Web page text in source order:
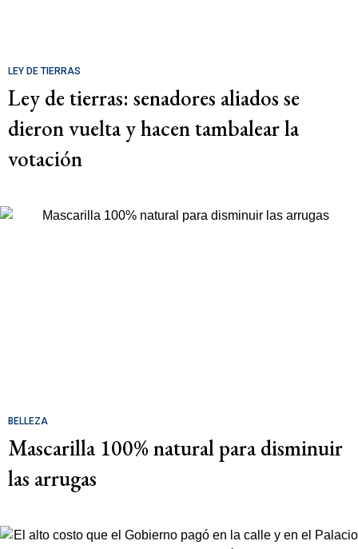
LEY DE TIERRAS
Ley de tierras: senadores aliados se
dieron vuelta y hacen tambalear la
votación
BELLEZA
Mascarilla 100% natural para disminuir
las arrugas